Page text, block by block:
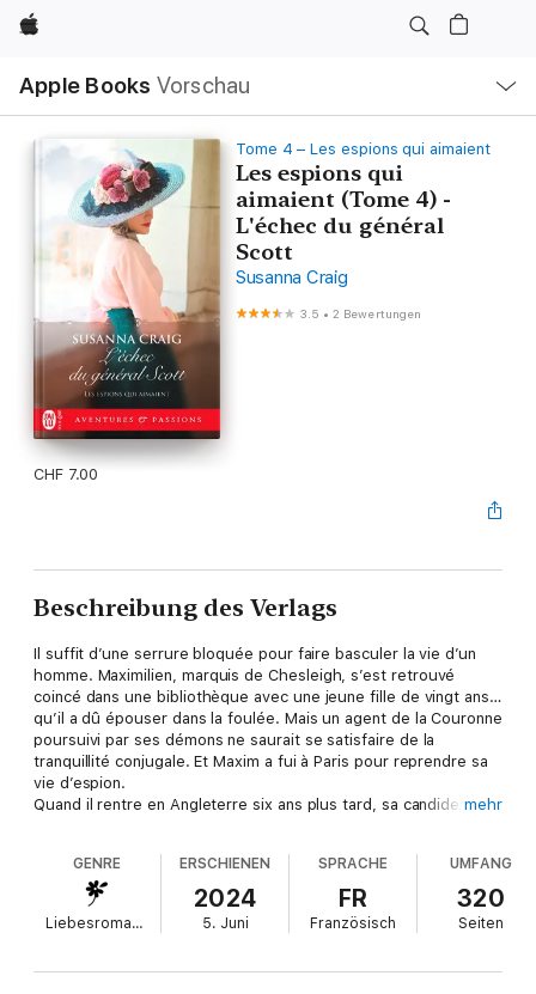
Apple
Apple Books Vorschau
Navigation
Menü
öffnen
Tome 4 – Les espions qui aimaient
Les espions qui
aimaient (Tome 4) -
L'échec du général
Scott
Susanna Craig
3.5 •2 Bewertungen
CHF 7.00
Beschreibung des Verlags
Il suffit d’une serrure bloquée pour faire basculer la vie d’un
homme. Maximilien, marquis de Chesleigh, s’est retrouvé
coincé dans une bibliothèque avec une jeune fille de vingt ans…
qu’il a dû épouser dans la foulée. Mais un agent de la Couronne
poursuivi par ses démons ne saurait se satisfaire de la
tranquillité conjugale. Et Maxim a fui à Paris pour reprendre sa
vie d’espion.
Quand il rentre en Angleterre six ans plus tard, sa candide
Maxim n’envisage plus la vie sans elle…
mehr
GENRE
Liebesromane
ERSCHIENEN
2024
5. Juni
SPRACHE
FR
Französisch
UMFANG
320
Seiten